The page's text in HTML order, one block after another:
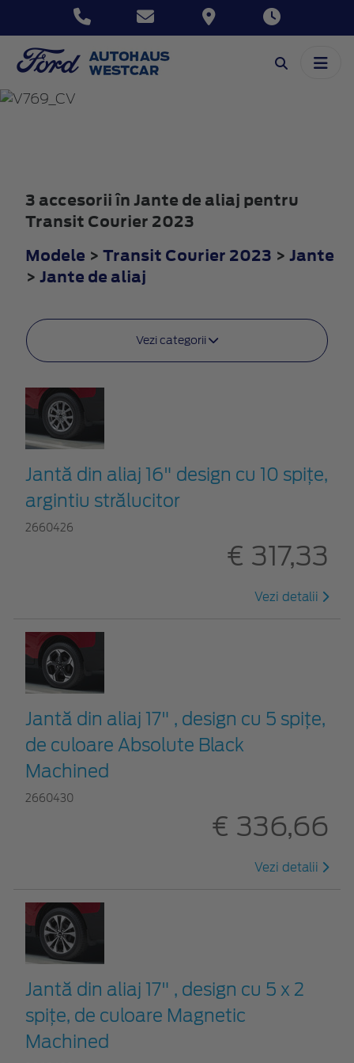
TRANSIT
COURIER
3 accesorii în Jante de aliaj pentru
Transit Courier 2023
Modele > Transit Courier 2023 > Jante
> Jante de aliaj
Vezi categorii
Jantă din aliaj 16" design cu 10 spițe,
argintiu strălucitor
2660426
€ 317,33
Vezi detalii
Jantă din aliaj 17" , design cu 5 spițe,
de culoare Absolute Black
Machined
2660430
€ 336,66
Vezi detalii
Jantă din aliaj 17" , design cu 5 x 2
spițe, de culoare Magnetic
Machined